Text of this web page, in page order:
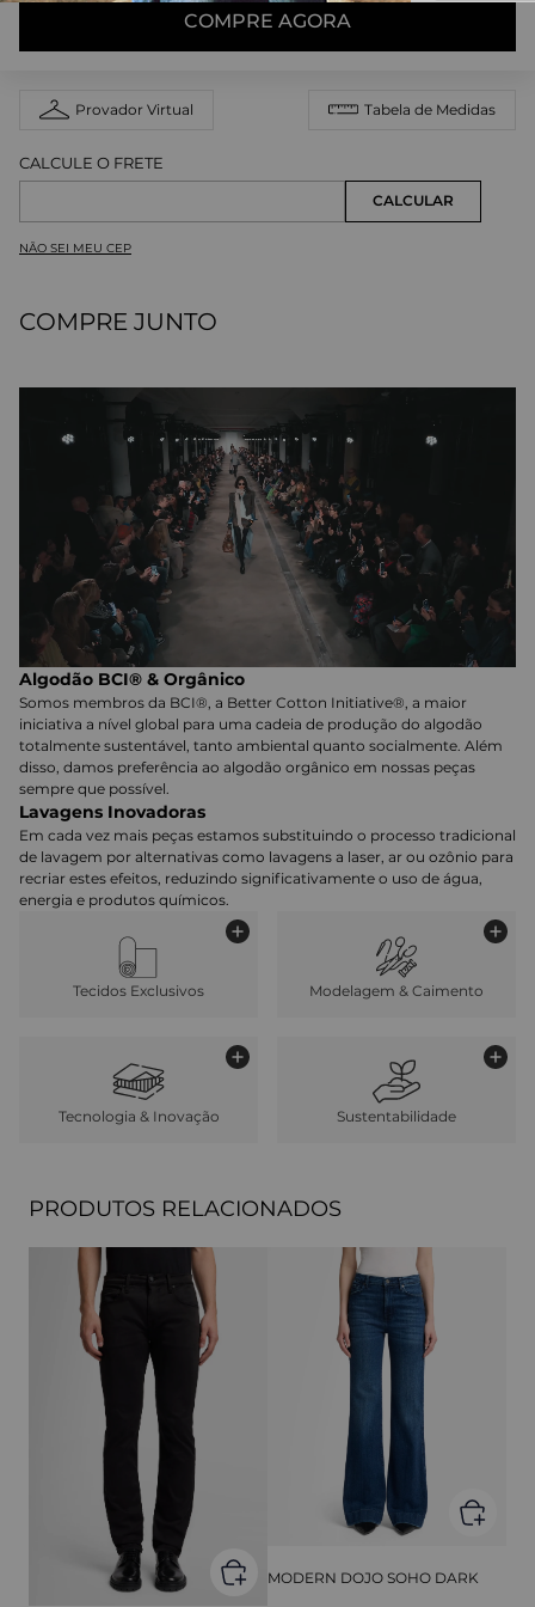
COMPRE AGORA
Provador Virtual Tabela de Medidas
NÃO SEI MEU CEP
COMPRE JUNTO
Algodão BCI® & Orgânico
Somos membros da BCI®, a Better Cotton Initiative®, a maior
iniciativa a nível global para uma cadeia de produção do algodão
totalmente sustentável, tanto ambiental quanto socialmente. Além
disso, damos preferência ao algodão orgânico em nossas peças
sempre que possível.
Lavagens Inovadoras
Em cada vez mais peças estamos substituindo o processo tradicional
de lavagem por alternativas como lavagens a laser, ar ou ozônio para
recriar estes efeitos, reduzindo significativamente o uso de água,
energia e produtos químicos.
Tecidos Exclusivos Modelagem & Caimento
Tecnologia & Inovação Sustentabilidade
PRODUTOS RELACIONADOS
MODERN DOJO SOHO DARK